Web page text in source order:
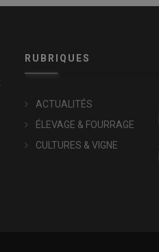
RUBRIQUES
ACTUALITÉS
ÉLEVAGE & FOURRAGE
CULTURES & VIGNE